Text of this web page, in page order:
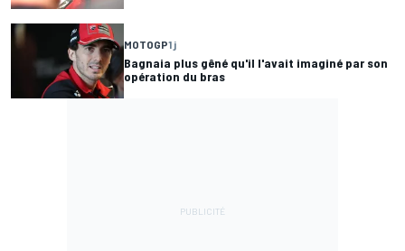
MOTOGP1 j
Bagnaia plus gêné qu'il l'avait imaginé par son
opération du bras